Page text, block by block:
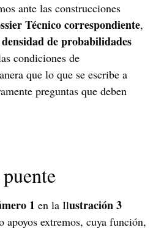
ante las construcciones
Técnico correspondiente,
densidad de probabilidades
condiciones de
que lo que se escribe a
preguntas que deben
1 en la Ilustración 3
apoyos extremos, cuya función,